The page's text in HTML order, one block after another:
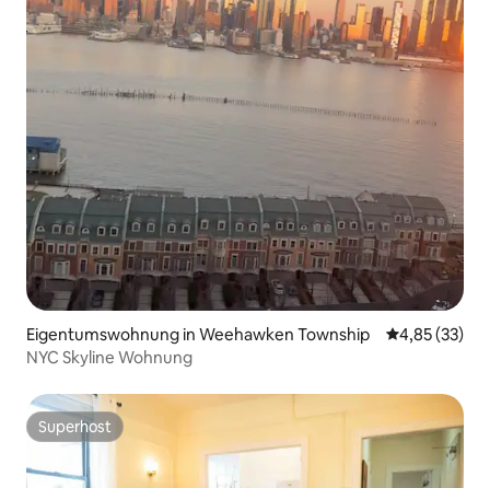
Eigentumswohnung in Weehawken Township
4,85 (33)
NYC Skyline Wohnung
Superhost
Superhost